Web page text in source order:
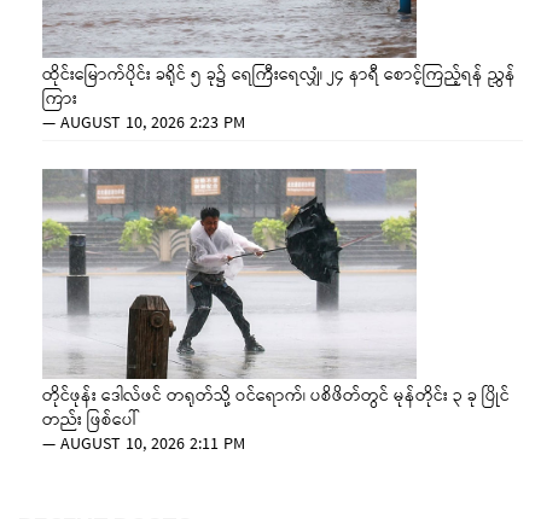
ထိုင်းမြောက်ပိုင်း ခရိုင် ၅ ခု၌ ရေကြီးရေလျှံ၊ ၂၄ နာရီ စောင့်ကြည့်ရန် ညွှန်
ကြား
—AUGUST 10, 2026 2:23 PM
တိုင်ဖုန်း ဒေါလ်ဖင် တရုတ်သို့ ဝင်ရောက်၊ ပစိဖိတ်တွင် မုန်တိုင်း ၃ ခု ပြိုင်
တည်း ဖြစ်ပေါ်
—AUGUST 10, 2026 2:11 PM